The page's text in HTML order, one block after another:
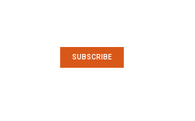
SUBSCRIBE